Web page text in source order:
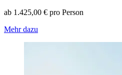
ab 1.425,00 € pro Person
Mehr dazu